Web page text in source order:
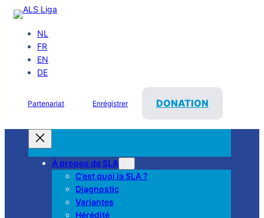
NL
FR
EN
DE
Partenariat Enrégistrer DONATION
À propos de SLA
C’est quoi la SLA ?
Diagnostic
Variantes
Hérédité